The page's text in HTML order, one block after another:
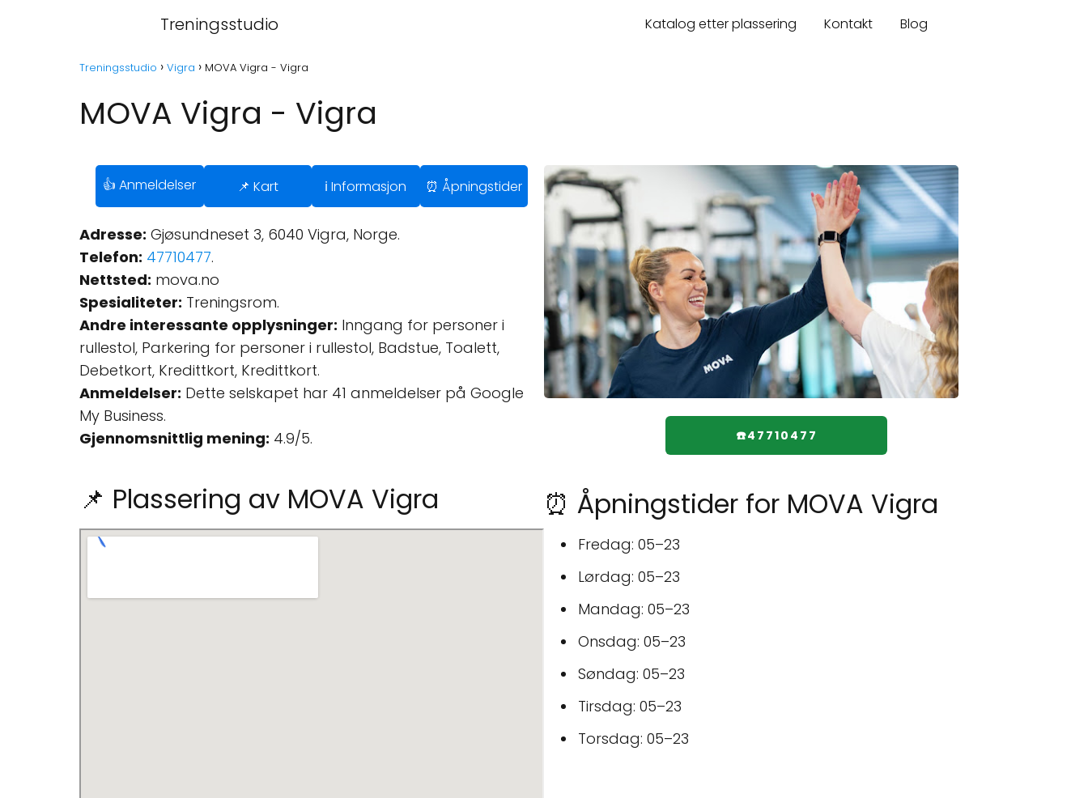
Treningsstudio Katalog etter plassering Kontakt Blog
Treningsstudio Vigra MOVA Vigra - Vigra
MOVA Vigra - Vigra
👍 Anmeldelser 📌 Kart ℹ️ Informasjon ⏰ Åpningstider
Adresse: Gjøsundneset 3, 6040 Vigra, Norge.
Telefon: 47710477.
Nettsted: mova.no
Spesialiteter: Treningsrom.
Andre interessante opplysninger: Inngang for personer i
rullestol, Parkering for personer i rullestol, Badstue, Toalett,
Debetkort, Kredittkort, Kredittkort.
Anmeldelser: Dette selskapet har 41 anmeldelser på Google
My Business.
Gjennomsnittlig mening: 4.9/5.
📌 Plassering av MOVA Vigra
☎️47710477
⏰ Åpningstider for MOVA Vigra
Fredag: 05–23
Lørdag: 05–23
Mandag: 05–23
Onsdag: 05–23
Søndag: 05–23
Tirsdag: 05–23
Torsdag: 05–23